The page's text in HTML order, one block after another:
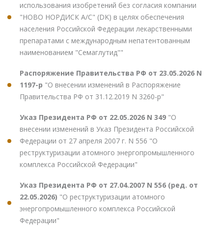
использования изобретений без согласия компании
"НОВО НОРДИСК А/С" (DK) в целях обеспечения
населения Российской Федерации лекарственными
препаратами с международным непатентованным
наименованием "Семаглутид""
Распоряжение Правительства РФ от 23.05.2026 N
1197-р "О внесении изменений в Распоряжение
Правительства РФ от 31.12.2019 N 3260-р"
Указ Президента РФ от 22.05.2026 N 349 "О
внесении изменений в Указ Президента Российской
Федерации от 27 апреля 2007 г. N 556 "О
реструктуризации атомного энергопромышленного
комплекса Российской Федерации"
Указ Президента РФ от 27.04.2007 N 556 (ред. от
22.05.2026) "О реструктуризации атомного
энергопромышленного комплекса Российской
Федерации"